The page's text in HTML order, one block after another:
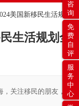
美国新移民生活规划
生活规划
，关注移民的朋友，
咨
询
免
费
自
评
服
务
中
心